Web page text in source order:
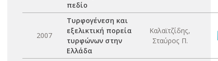
πεδίο
2007
Τυρφογένεση και
εξελικτική πορεία
τυρφώνων στην
Ελλάδα
Καλαϊτζίδης,
Σταύρος Π.